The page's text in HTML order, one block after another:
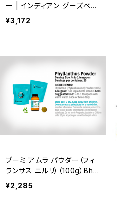
ー | インディアン グーズベリ
ー | エンブリカ オフィシナリ
ス）Amla Capsules
¥3,172
ブーミ アムラ パウダー（フィ
ランサス ニルリ）（100g）Bhu
mi-Amla Powder (Phyllant
hus Niruri)
¥2,285